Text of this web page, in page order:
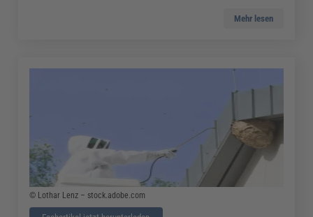
Mehr lesen
© Lothar Lenz – stock.adobe.com